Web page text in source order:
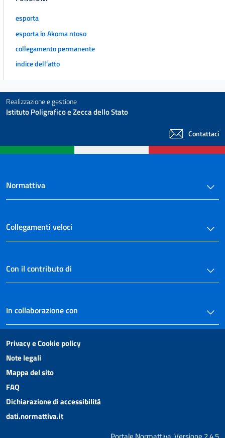
28
29
30
31
esporta
esporta in Akoma ntoso
collegamento permanente
indice dell'atto
Realizzazione e gestione
Istituto Poligrafico e Zecca dello Stato
Contattaci
Normattiva
Collegamenti veloci
Con il contributo di
In collaborazione con
Privacy e Cookie policy
Note legali
Mappa del sito
FAQ
Dichiarazione di accessibilità
dati.normattiva.it